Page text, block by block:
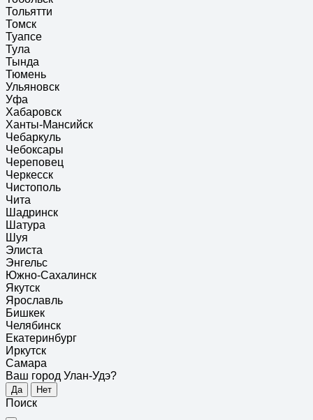
Тольятти
Томск
Туапсе
Тула
Тында
Тюмень
Ульяновск
Уфа
Хабаровск
Ханты-Мансийск
Чебаркуль
Чебоксары
Череповец
Черкесск
Чистополь
Чита
Шадринск
Шатура
Шуя
Элиста
Энгельс
Южно-Сахалинск
Якутск
Ярославль
Бишкек
Челябинск
Екатеринбург
Иркутск
Самара
Ваш город Улан-Удэ?
Да Нет
Поиск